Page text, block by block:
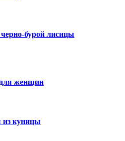
бурой лисицы
женщин
куницы